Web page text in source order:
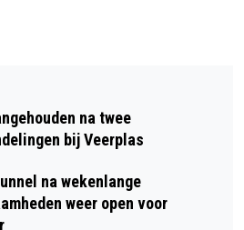
IS EEN
DOE MEE MET DE
DAY!
UIT DE GROND
na twee
bij Veerplas
na wekenlange
weer open voor